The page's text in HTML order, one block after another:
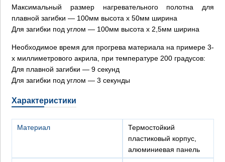
Максимальный размер нагревательного полотна для
плавной загибки — 100мм высота х 50мм ширина
Для загибки под углом — 100мм высота х 2,5мм ширина
Необходимое время для прогрева материала на примере 3-
х миллиметрового акрила, при температуре 200 градусов:
Для плавной загибки — 9 секунд
Для загибки под углом — 3 секунды
Характеристики
Материал
термостойкий
пластиковый корпус,
алюминиевая панель